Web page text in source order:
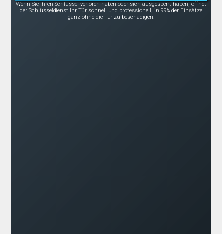
Wenn Sie Ihren Schlüssel verloren haben oder sich ausgesperrt haben, öffnet
der Schlüsseldienst Ihr Tür schnell und professionell, in 99% der Einsätze
ganz ohne die Tür zu beschädigen.